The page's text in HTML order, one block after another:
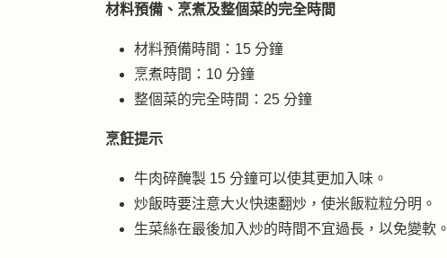
材料預備、烹煮及整個菜的完全時間
材料預備時間：15 分鐘
烹煮時間：10 分鐘
整個菜的完全時間：25 分鐘
烹飪提示
牛肉碎醃製 15 分鐘可以使其更加入味。
炒飯時要注意大火快速翻炒，使米飯粒粒分明。
生菜絲在最後加入炒的時間不宜過長，以免變軟。